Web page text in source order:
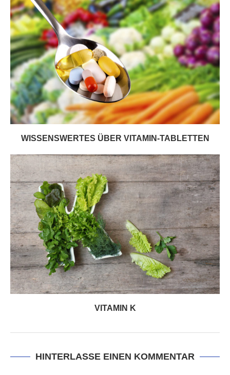
WISSENSWERTES ÜBER VITAMIN-TABLETTEN
VITAMIN K
HINTERLASSE EINEN KOMMENTAR